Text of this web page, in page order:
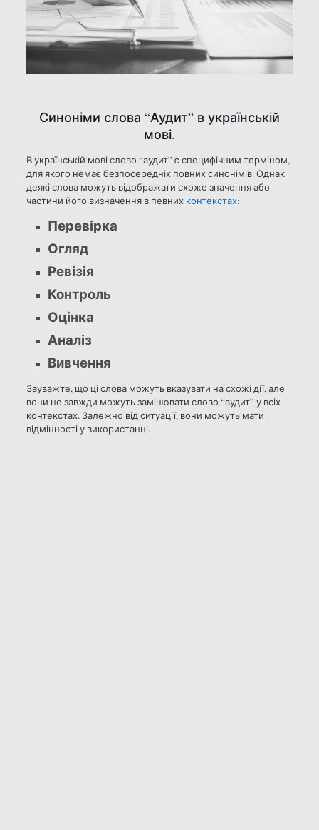
Синоніми слова “Аудит” в українській
мові.
В українській мові слово “аудит” є специфічним терміном,
для якого немає безпосередніх повних синонімів. Однак
деякі слова можуть відображати схоже значення або
частини його визначення в певних контекстах:
Перевірка
Огляд
Ревізія
Контроль
Оцінка
Аналіз
Вивчення
Зауважте, що ці слова можуть вказувати на схожі дії, але
вони не завжди можуть замінювати слово “аудит” у всіх
контекстах. Залежно від ситуації, вони можуть мати
відмінності у використанні.